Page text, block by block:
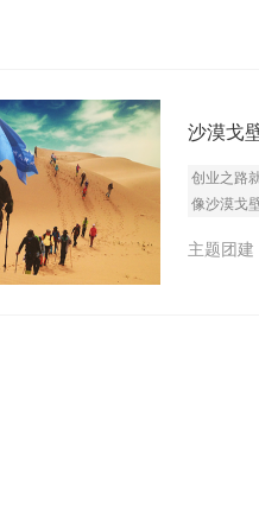
沙漠戈
创业之路
像沙漠戈
主题团